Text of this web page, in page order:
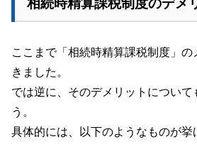
相続時精算課税制度のデメ
ここまで「相続時精算課税制度」の
きました。
では逆に、そのデメリットについて
う。
具体的には、以下のようなものが挙